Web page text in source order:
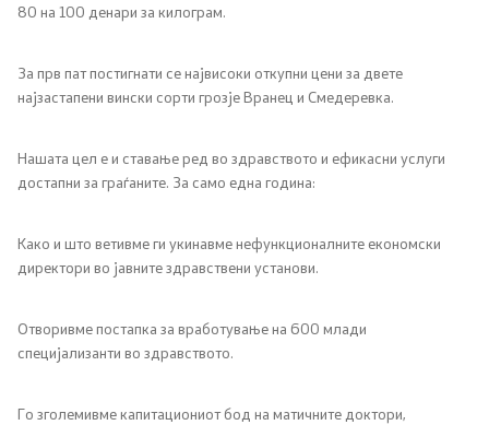
80 на 100 денари за килограм.
За прв пат постигнати се највисоки откупни цени за двете
најзастапени вински сорти грозје Вранец и Смедеревка.
Нашата цел е и ставање ред во здравството и ефикасни услуги
достапни за граѓаните. За само една година:
Како и што ветивме ги укинавме нефункционалните економски
директори во јавните здравствени установи.
Отворивме постапка за вработување на 600 млади
специјализанти во здравството.
Го зголемивме капитациониот бод на матичните доктори,